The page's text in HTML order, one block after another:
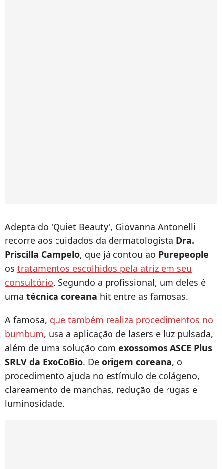
Adepta do 'Quiet Beauty', Giovanna Antonelli
recorre aos cuidados da dermatologista Dra.
Priscilla Campelo, que já contou ao Purepeople
os tratamentos escolhidos pela atriz em seu
consultório. Segundo a profissional, um deles é
uma técnica coreana hit entre as famosas.
A famosa, que também realiza procedimentos no
bumbum, usa a aplicação de lasers e luz pulsada,
além de uma solução com exossomos ASCE Plus
SRLV da ExoCoBio. De origem coreana, o
procedimento ajuda no estímulo de colágeno,
clareamento de manchas, redução de rugas e
luminosidade.